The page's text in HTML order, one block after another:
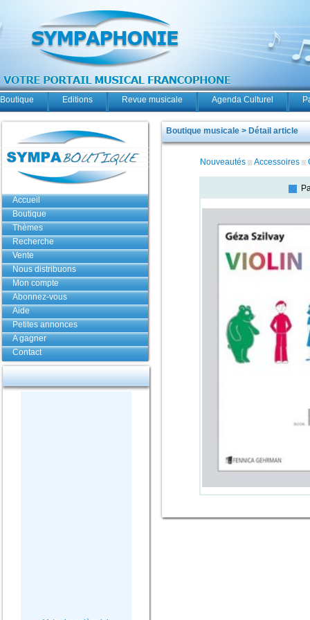
Boutique Editions Revue musicale Agenda Culturel
Accueil
Boutique
Thèmes
Recherche
Vente
Nous distribuons
Mon compte
Abonnez-vous
Aide
Petites annonces
A gagner
Contact
Boutique musicale > Détail article
Nouveautés Accessoires